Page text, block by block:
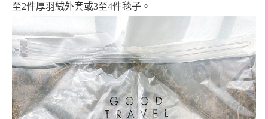
至2件厚羽絨外套或3至4件毯子。